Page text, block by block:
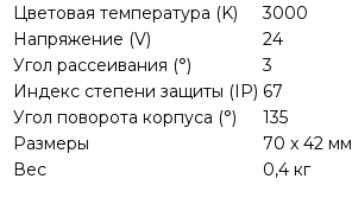
Цветовая температура (K)
3000
Напряжение (V)
24
Угол рассеивания (°)
3
Индекс степени защиты (IP) 67
Угол поворота корпуса (°)
135
Размеры
70 x 42 мм
Вес
0,4 кг